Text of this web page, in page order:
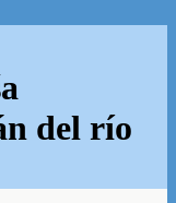
del río